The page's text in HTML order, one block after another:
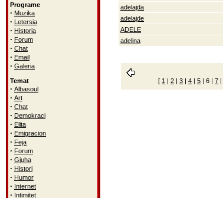
Programe
· Muzika
· Letersia
· Historia
· Forum
· Chat
· Email
· Galeria
Temat
· Albasoul
· Art
· Chat
· Demokraci
· Elita
· Emigracion
· Feja
· Forum
· Gjuha
· Histori
· Humor
· Internet
· Intimitet
adelajda
adelajde
ADELE
adelina
[ 1 | 2 | 3 | 4 | 5 | 6 | 7 |